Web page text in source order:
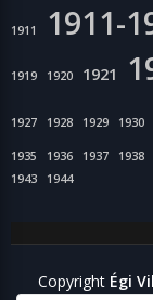
1911 1911-
1919 1920 1921
1927 1928 1929 1930
1935 1936 1937 1938
1943
1944
Copyright Égi